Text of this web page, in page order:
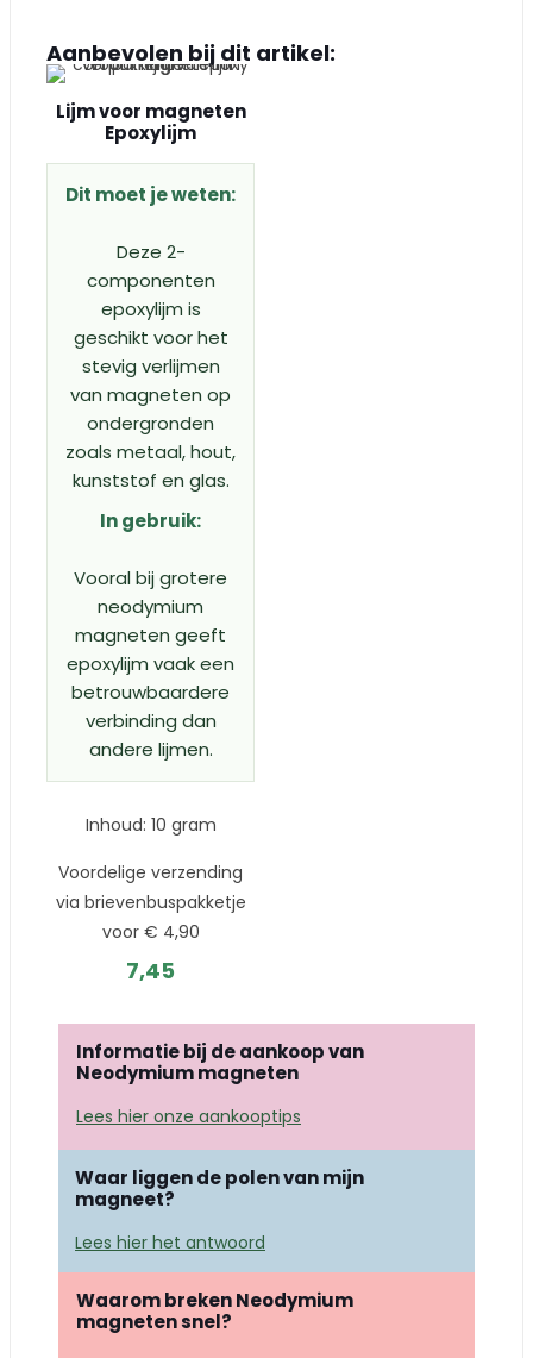
Aanbevolen bij dit artikel:
Lijm voor magneten
Epoxylijm
Dit moet je weten:
Deze 2-
componenten
epoxylijm is
geschikt voor het
stevig verlijmen
van magneten op
ondergronden
zoals metaal, hout,
kunststof en glas.
In gebruik:
Vooral bij grotere
neodymium
magneten geeft
epoxylijm vaak een
betrouwbaardere
verbinding dan
andere lijmen.
Inhoud: 10 gram
Voordelige verzending
via brievenbuspakketje
voor € 4,90
7,45
Informatie bij de aankoop van
Neodymium magneten
Lees hier onze aankooptips
Waar liggen de polen van mijn
magneet?
Lees hier het antwoord
Waarom breken Neodymium
magneten snel?